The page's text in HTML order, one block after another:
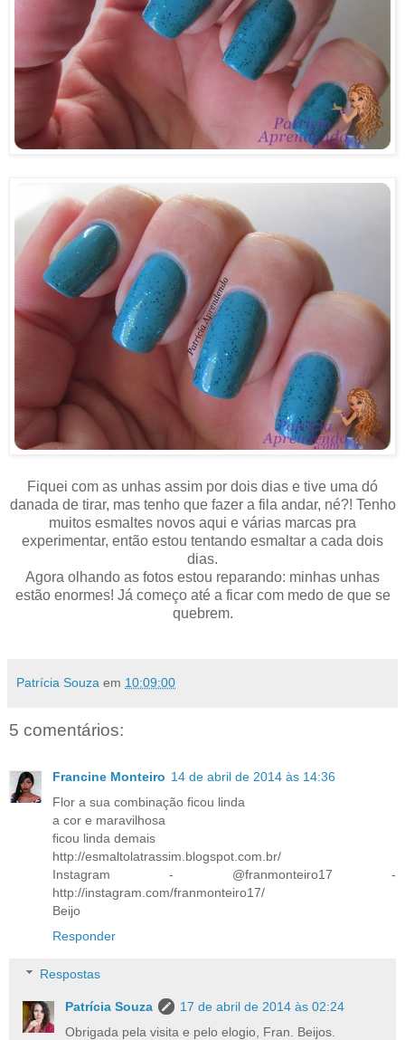
Fiquei com as unhas assim por dois dias e tive uma dó
danada de tirar, mas tenho que fazer a fila andar, né?! Tenho
muitos esmaltes novos aqui e várias marcas pra
experimentar, então estou tentando esmaltar a cada dois
dias.
Agora olhando as fotos estou reparando: minhas unhas
estão enormes! Já começo até a ficar com medo de que se
quebrem.
Patrícia Souza em 10:09:00
5 comentários:
Francine Monteiro 14 de abril de 2014 às 14:36
Flor a sua combinação ficou linda
a cor e maravilhosa
ficou linda demais
http://esmaltolatrassim.blogspot.com.br/
Instagram - @franmonteiro17 -
http://instagram.com/franmonteiro17/
Beijo
Responder
Respostas
Patrícia Souza
17 de abril de 2014 às 02:24
Obrigada pela visita e pelo elogio, Fran. Beijos.